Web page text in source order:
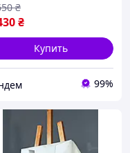
₴
₴
Купить
99%